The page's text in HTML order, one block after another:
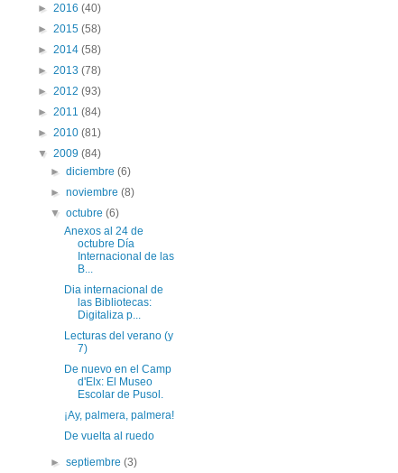
► 2016 (40)
► 2015 (58)
► 2014 (58)
► 2013 (78)
► 2012 (93)
► 2011 (84)
► 2010 (81)
▼ 2009 (84)
►diciembre(6)
►noviembre(8)
▼octubre(6)
Anexos al 24 de
octubre Día
Internacional de las
B...
Dia internacional de
las Bibliotecas:
Digitaliza p...
Lecturas del verano (y
7)
De nuevo en el Camp
d'Elx: El Museo
Escolar de Pusol.
¡Ay, palmera, palmera!
De vuelta al ruedo
►septiembre(3)